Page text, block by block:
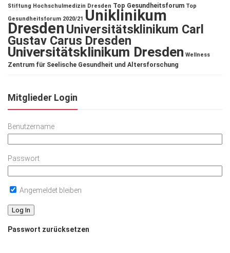
Stiftung Hochschulmedizin Dresden Top Gesundheitsforum Top
Gesundheitsforum 2020/21 Uniklinikum
DresdenUniversitätsklinikum Carl
Gustav Carus Dresden
Universitätsklinikum Dresden Wellness
Zentrum für Seelische Gesundheit und Altersforschung
Mitglieder Login
Benutzername
Passwort
Angemeldet bleiben
Passwort zurücksetzen